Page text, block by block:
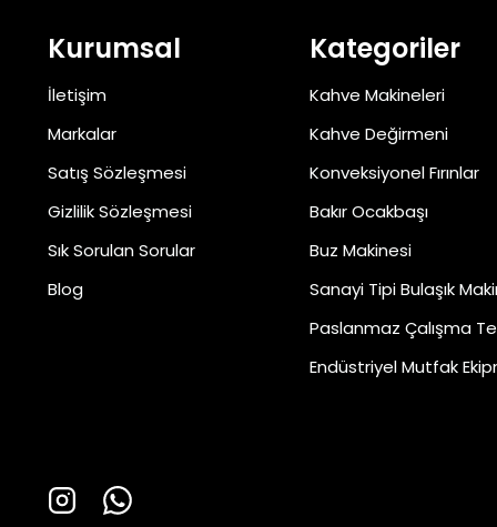
Kurumsal
İletişim
Markalar
Satış Sözleşmesi
Gizlilik Sözleşmesi
Sık Sorulan Sorular
Blog
Kategoriler
Kahve Makineleri
Kahve Değirmeni
Konveksiyonel Fırınlar
Bakır Ocakbaşı
Buz Makinesi
Sanayi Tipi Bulaşık
Paslanmaz Çalışma
Endüstriyel Mutfak